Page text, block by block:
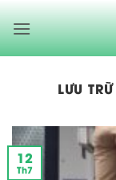
Bỏ
qua
nội
LƯU
12
Th7